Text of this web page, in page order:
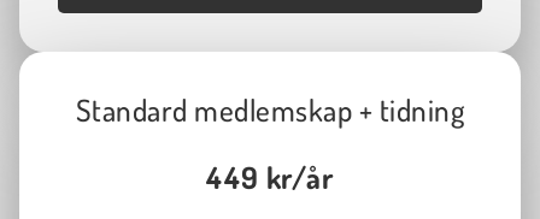
Standard medlemskap + tidning
449 kr/år